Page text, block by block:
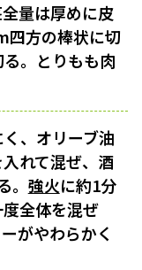
量は厚めに皮
四方の棒状に切
。とりもも肉
、オリーブ油
れて混ぜ、酒
強火に約1分
全体を混ぜ
がやわらかく